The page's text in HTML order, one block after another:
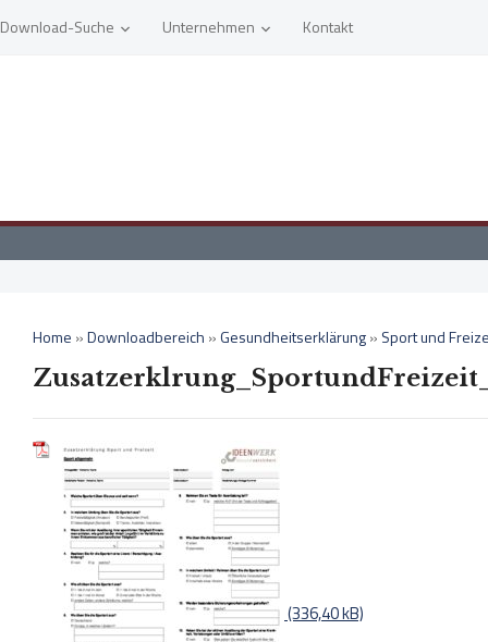
Download-Suche Unternehmen Kontakt
Home »Downloadbereich »Gesundheitserklärung» Sport und